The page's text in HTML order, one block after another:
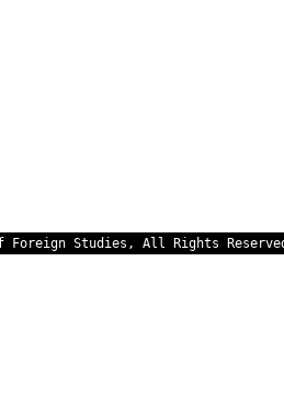
Foreign Studies, All Rights